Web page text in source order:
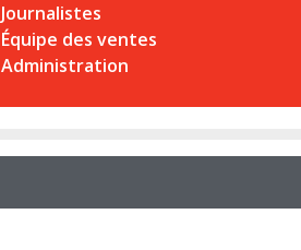
Journalistes
Équipe des ventes
Administration